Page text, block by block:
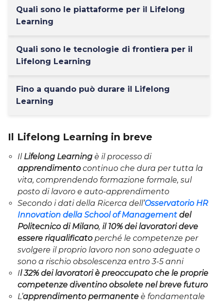
Quali sono le piattaforme per il Lifelong
Learning
Quali sono le tecnologie di frontiera per il
Lifelong Learning
Fino a quando può durare il Lifelong
Learning
Il Lifelong Learning in breve
Il Lifelong Learning è il processo di
apprendimento continuo che dura per tutta la
vita, comprendendo formazione formale, sul
posto di lavoro e auto-apprendimento
Secondo i dati della Ricerca dell’Osservatorio HR
Innovation della School of Management del
Politecnico di Milano, il 10% dei lavoratori deve
essere riqualificato perché le competenze per
svolgere il proprio lavoro non sono adeguate o
sono a rischio obsolescenza entro 3-5 anni
Il 32% dei lavoratori è preoccupato che le proprie
competenze diventino obsolete nel breve futuro
L’apprendimento permanente è fondamentale